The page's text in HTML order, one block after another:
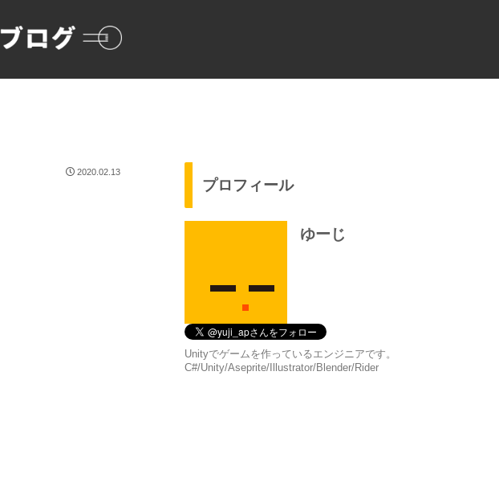
2020.02.13
プロフィール
ゆーじ
Unityでゲームを作っているエンジニアです。
C#/Unity/Aseprite/Illustrator/Blender/Rider